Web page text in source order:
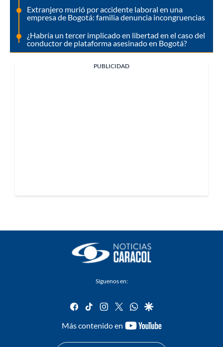
Extranjero murió por accidente laboral en una
empresa de Bogotá: familia denuncia incongruencias
¿Habría un tercer implicado en libertad en el caso del
conductor de plataforma asesinado en Bogotá?
PUBLICIDAD
Síguenos en:
facebook
tiktok instagram
twitterwhatsapp
google
Más contenido en
youtube-